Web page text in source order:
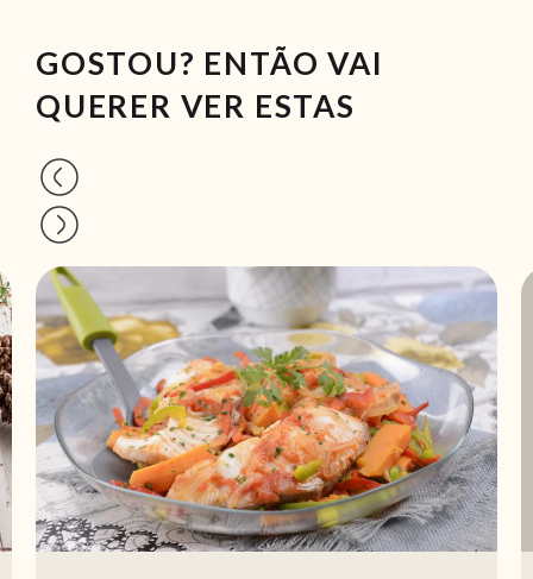
GOSTOU? ENTÃO VAI
QUERER VER ESTAS